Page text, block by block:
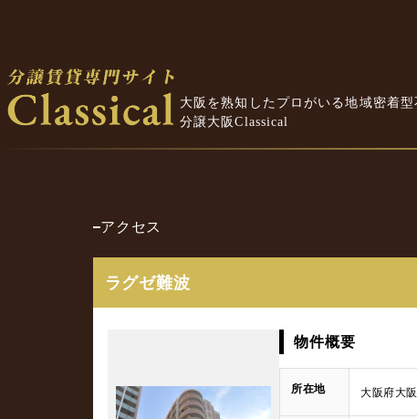
大阪を熟知したプロがいる地域密着型
分譲大阪Classical
アクセス
ラグゼ難波
物件概要
所在地 大阪府大